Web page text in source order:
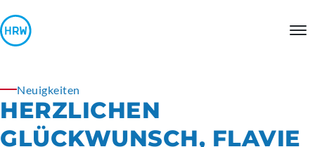
Neuigkeiten
HERZLICHEN
GLÜCKWUNSCH, FLAVIE